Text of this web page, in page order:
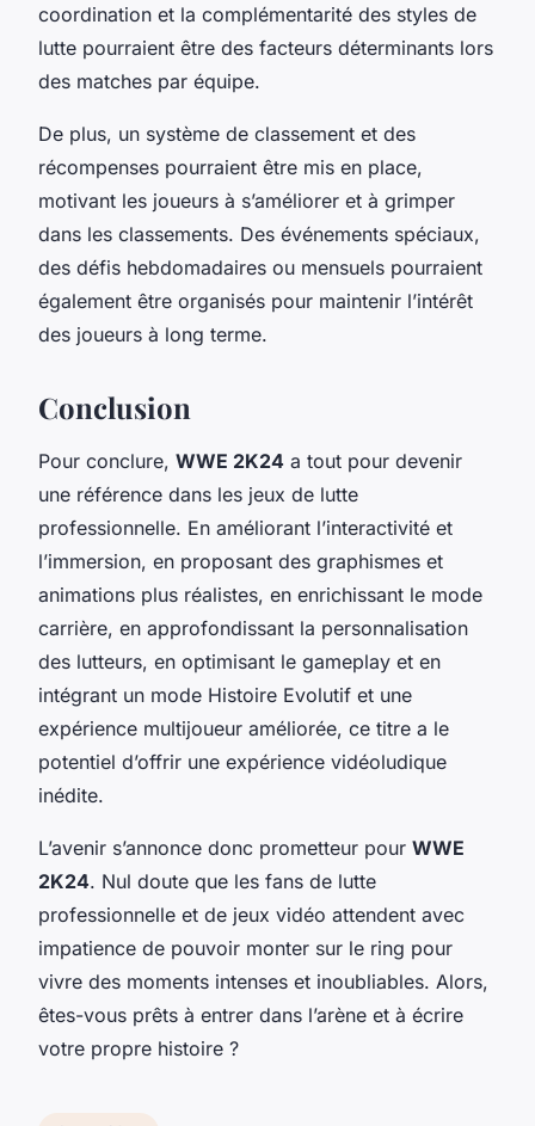
coordination et la complémentarité des styles de
lutte pourraient être des facteurs déterminants lors
des matches par équipe.
De plus, un système de classement et des
récompenses pourraient être mis en place,
motivant les joueurs à s’améliorer et à grimper
dans les classements. Des événements spéciaux,
des défis hebdomadaires ou mensuels pourraient
également être organisés pour maintenir l’intérêt
des joueurs à long terme.
Conclusion
Pour conclure, WWE 2K24 a tout pour devenir
une référence dans les jeux de lutte
professionnelle. En améliorant l’interactivité et
l’immersion, en proposant des graphismes et
animations plus réalistes, en enrichissant le mode
carrière, en approfondissant la personnalisation
des lutteurs, en optimisant le gameplay et en
intégrant un mode Histoire Evolutif et une
expérience multijoueur améliorée, ce titre a le
potentiel d’offrir une expérience vidéoludique
inédite.
L’avenir s’annonce donc prometteur pour WWE
2K24. Nul doute que les fans de lutte
professionnelle et de jeux vidéo attendent avec
impatience de pouvoir monter sur le ring pour
vivre des moments intenses et inoubliables. Alors,
êtes-vous prêts à entrer dans l’arène et à écrire
votre propre histoire ?